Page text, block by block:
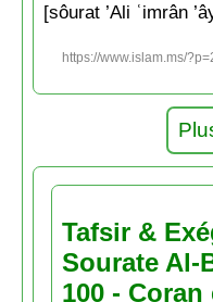
[sôurat ’Ali ʿimrân
https://www.islam.ms/
Tafsir &
Sourate Al-
100 -